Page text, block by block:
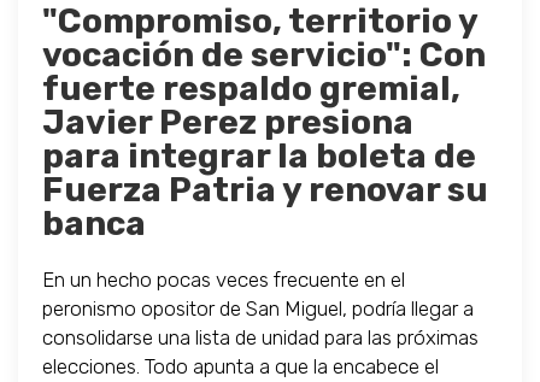
"Compromiso, territorio y
vocación de servicio": Con
fuerte respaldo gremial,
Javier Perez presiona
para integrar la boleta de
Fuerza Patria y renovar su
banca
En un hecho pocas veces frecuente en el
peronismo opositor de San Miguel, podría llegar a
consolidarse una lista de unidad para las próximas
elecciones. Todo apunta a que la encabece el